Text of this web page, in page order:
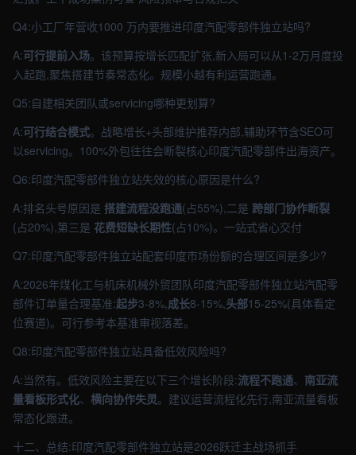
Q4:小工厂年营收1000 万内要推进印度汽配零部件独立站吗?
A:可行提前入场。该预算按增长匹配扩张,新入局可以从1-2万月度投
入起跑,聚焦搭建节奏常态化。规模小越有利运营跑通。
Q5:自建相关团队或servicing哪种更划算?
A:可行结合模式。战略增长+头部维护推荐内部,辅助环节含SEO可
以servicing。100%外包往往会断裂核心印度汽配零部件出海资产。
Q6:印度汽配零部件独立站失效的核心原因是什么?
A:排名头号原因是 搭建流程没跑通(占55%),二是 跨部门协作断裂
(占20%),第三是 花费短缺长期性(占10%)。一站式省心交付
Q7:印度汽配零部件独立站配套印度市场份额的合理区间是多少?
A:2026年煤化工与机床机械外贸团队印度汽配零部件独立站汽配零
部件订单量合理基准:起步3-8%,成长8-15%,头部15-25%(具体看定
位赛道)。可行参考本基准审视落差。
Q8:印度汽配零部件独立站具备低效风险吗?
A:当然有。低效风险主要在以下三个增长阶段:流程不跑通、 南亚流
量看板形式化、 横向协作失灵。建议运营流程化先行,南亚流量看板
常态化跟进。
十二、总结:印度汽配零部件独立站是2026跃迁主战场抓手